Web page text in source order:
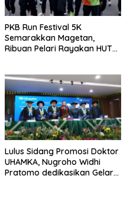
PKB Run Festival 5K
Semarakkan Magetan,
Ribuan Pelari Rayakan HUT
Lulus Sidang Promosi Doktor
UHAMKA, Nugroho Widhi
Pratomo dedikasikan Gelar